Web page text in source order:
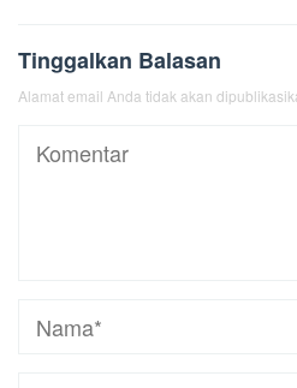
Tinggalkan Balasan
Alamat email Anda tidak akan